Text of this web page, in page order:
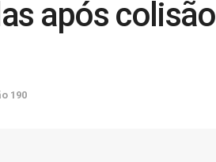
após colisão
190